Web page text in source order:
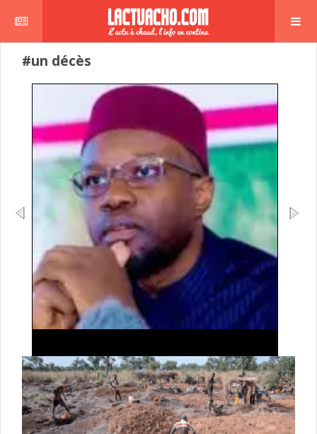
#un décès
Les Patriotes républicains
Le parti Pastef continue d'enregistrer des départs dans le
département de Keur Massar. Après celui de l'ancienne ministre
de la ...
lire plus